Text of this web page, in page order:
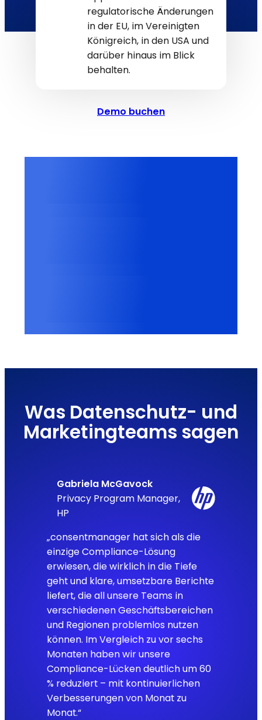
regulatorische Änderungen
in der EU, im Vereinigten
Königreich, in den USA und
darüber hinaus im Blick
behalten.
Demo buchen
Was Datenschutz- und
Marketingteams sagen
Gabriela McGavock
Privacy Program Manager,
HP
„consentmanager hat sich als die
einzige Compliance-Lösung
erwiesen, die wirklich in die Tiefe
geht und klare, umsetzbare Berichte
liefert, die all unsere Teams in
verschiedenen Geschäftsbereichen
und Regionen problemlos nutzen
können. Im Vergleich zu vor sechs
Monaten haben wir unsere
Compliance-Lücken deutlich um 60
% reduziert – mit kontinuierlichen
Verbesserungen von Monat zu
Monat.“